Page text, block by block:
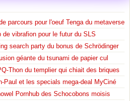
parcours pour l'oeuf Tenga du metaverse
de vibrafion pour le futur du SLS
search party du bonus de Schrödinger
géante du tsunami de papier cul
Thon du templier qui chiait des briques
Paul et les specials mega-deal MyCiné
Pornhub des Schocobons moisis